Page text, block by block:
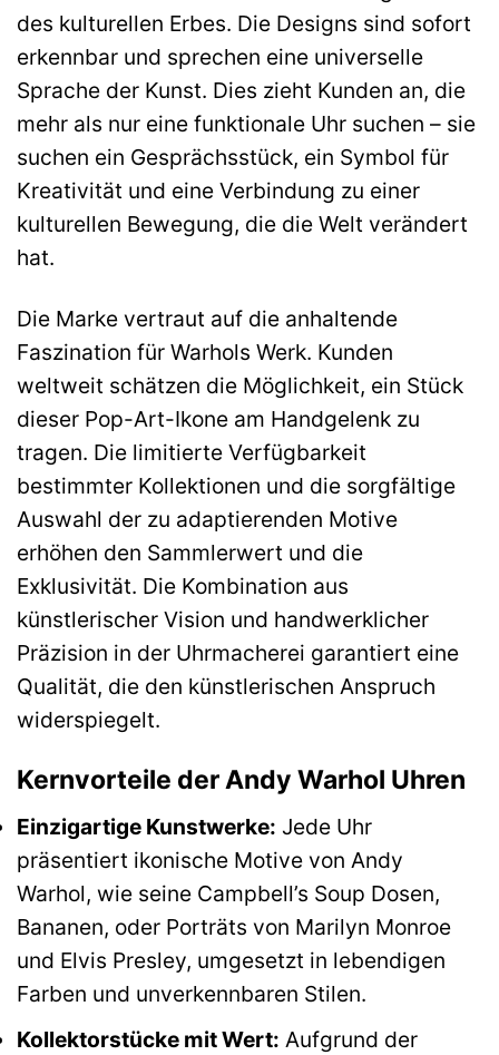
des kulturellen Erbes. Die Designs sind sofort
erkennbar und sprechen eine universelle
Sprache der Kunst. Dies zieht Kunden an, die
mehr als nur eine funktionale Uhr suchen – sie
suchen ein Gesprächsstück, ein Symbol für
Kreativität und eine Verbindung zu einer
kulturellen Bewegung, die die Welt verändert
hat.
Die Marke vertraut auf die anhaltende
Faszination für Warhols Werk. Kunden
weltweit schätzen die Möglichkeit, ein Stück
dieser Pop-Art-Ikone am Handgelenk zu
tragen. Die limitierte Verfügbarkeit
bestimmter Kollektionen und die sorgfältige
Auswahl der zu adaptierenden Motive
erhöhen den Sammlerwert und die
Exklusivität. Die Kombination aus
künstlerischer Vision und handwerklicher
Präzision in der Uhrmacherei garantiert eine
Qualität, die den künstlerischen Anspruch
widerspiegelt.
Kernvorteile der Andy Warhol Uhren
Einzigartige Kunstwerke: Jede Uhr
präsentiert ikonische Motive von Andy
Warhol, wie seine Campbell’s Soup Dosen,
Bananen, oder Porträts von Marilyn Monroe
und Elvis Presley, umgesetzt in lebendigen
Farben und unverkennbaren Stilen.
Kollektorstücke mit Wert: Aufgrund der